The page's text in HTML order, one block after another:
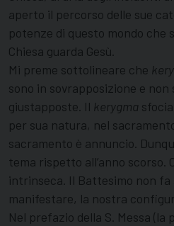
aperto il percorso delle sue
potenze di questo mondo che
Chiesa guarda Gesù.
Mi preme sottolineare che
sono in sovrapposizione e non
giustapposte. Il kerygma
per sua natura, nel
sacramento è annuncio.
tema rispetto all’anno scorso.
intrinseca. Il Battesimo non
manifestare, la nostra
Nel prefazio della S. Messa